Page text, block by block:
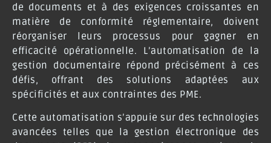
de documents et à des exigences croissantes en
matière de conformité réglementaire, doivent
réorganiser leurs processus pour gagner en
efficacité opérationnelle. L’automatisation de la
gestion documentaire répond précisément à ces
défis, offrant des solutions adaptées aux
spécificités et aux contraintes des PME.
Cette automatisation s’appuie sur des technologies
avancées telles que la gestion électronique des